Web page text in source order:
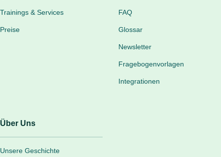
Trainings & Services
Preise
FAQ
Glossar
Newsletter
Fragebogenvorlagen
Integrationen
Über Uns
Unsere Geschichte